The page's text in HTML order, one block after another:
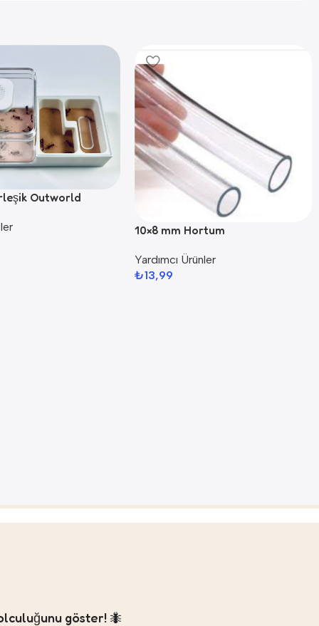
Outworld
10×8 mm Hortum
Yardımcı Ürünler
₺13,99
göster! 🐜